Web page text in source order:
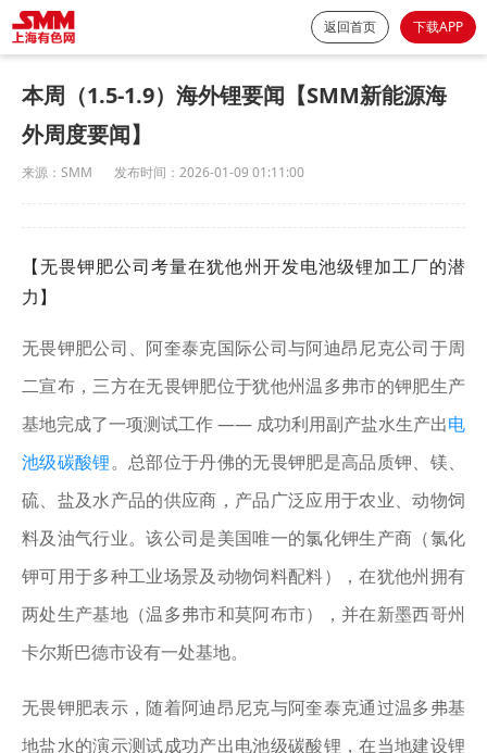
返回首页 下载APP
本周（1.5-1.9）海外锂要闻【SMM新能源海
外周度要闻】
来源： SMM 发布时间： 2026-01-09 01:11:00
【无畏钾肥公司考量在犹他州开发电池级锂加工厂的潜
力】
无畏钾肥公司、阿奎泰克国际公司与阿迪昂尼克公司于周
二宣布，三方在无畏钾肥位于犹他州温多弗市的钾肥生产
基地完成了一项测试工作 —— 成功利用副产盐水生产出电
池级碳酸锂。总部位于丹佛的无畏钾肥是高品质钾、镁、
硫、盐及水产品的供应商，产品广泛应用于农业、动物饲
料及油气行业。该公司是美国唯一的氯化钾生产商（氯化
钾可用于多种工业场景及动物饲料配料），在犹他州拥有
两处生产基地（温多弗市和莫阿布市），并在新墨西哥州
卡尔斯巴德市设有一处基地。
无畏钾肥表示，随着阿迪昂尼克与阿奎泰克通过温多弗基
地盐水的演示测试成功产出电池级碳酸锂，在当地建设锂